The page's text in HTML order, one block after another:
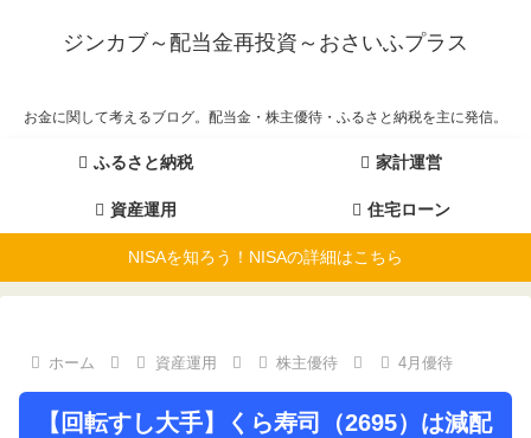
ジンカブ～配当金再投資～おさいふプラス
お金に関して考えるブログ。配当金・株主優待・ふるさと納税を主に発信。
ふるさと納税 家計運営
資産運用 住宅ローン
NISAを知ろう！NISAの詳細はこちら
ホーム 資産運用 株主優待 4月優待
【回転すし大手】くら寿司（2695）は減配